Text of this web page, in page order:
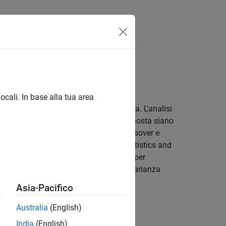
per dati con risposte multiple
presentano più variabili di risposta. L'analisi
se i vettori dei dati di risposta siano
utilizzati negli studi crossover e
effettuate in momenti diversi. Statistics and
misure ripetute, comprese funzioni per
varianza (ANOVA), analisi della covarianza
In base alla tua area
Asia-Pacifico
Australia (English)
India (English)